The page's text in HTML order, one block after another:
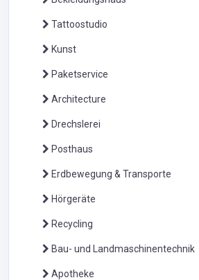
Tattoostudio
Kunst
Paketservice
Architecture
Drechslerei
Posthaus
Erdbewegung & Transporte
Hörgeräte
Recycling
Bau- und Landmaschinentechnik
Apotheke